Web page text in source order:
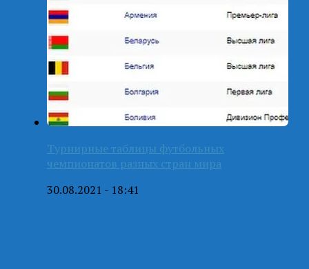
Турнирные таблицы футбольных
чемпионатов разных стран мира
30.08.2021 - 18:41